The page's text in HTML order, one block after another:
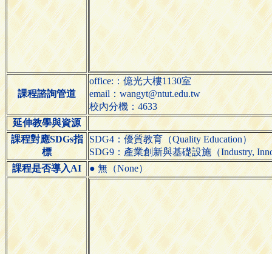
課程諮詢管道
office:：億光大樓1130室
email：wangyt@ntut.edu.tw
校內分機：4633
延伸教學與資源
課程對應SDGs指
標
SDG4：優質教育（Quality Education）
SDG9：產業創新與基礎設施（Industry,
課程是否導入AI
● 無（None）